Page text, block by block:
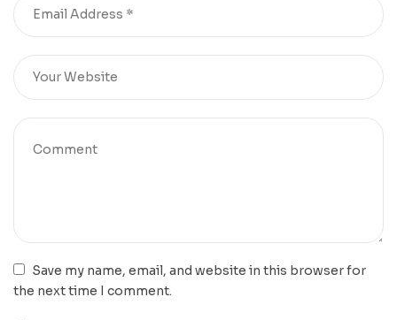
Save my name, email, and website in this browser for
the next time I comment.